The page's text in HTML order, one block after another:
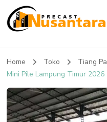
Home Toko Tiang
Mini Pile Lampung Timur 2026